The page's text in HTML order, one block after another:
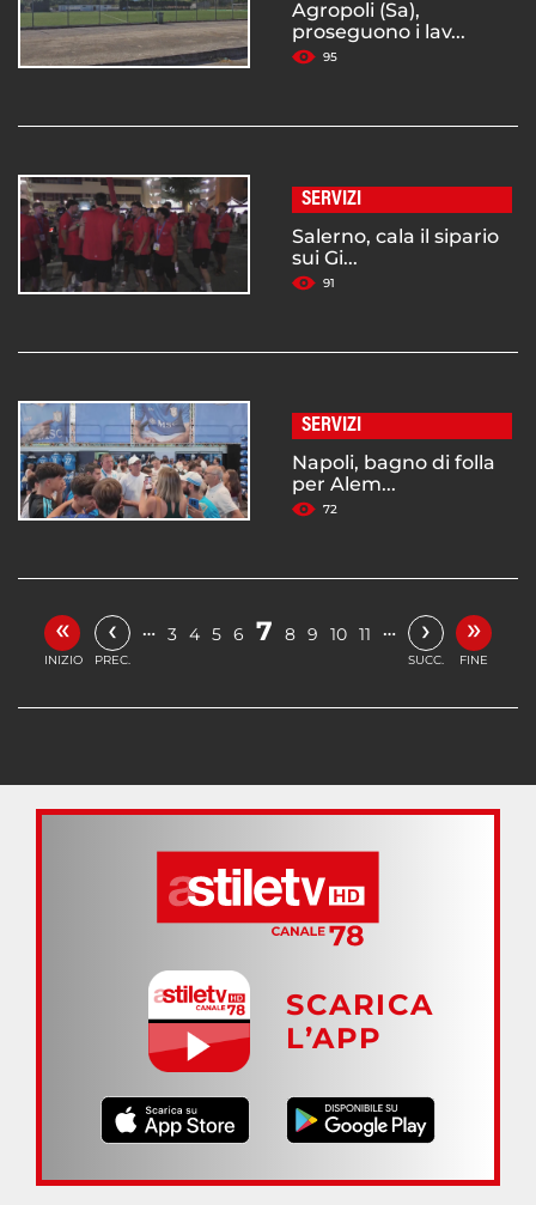
Agropoli (Sa),
proseguono i lav...
95
SERVIZI
Salerno, cala il sipario
sui Gi...
91
SERVIZI
Napoli, bagno di folla
per Alem...
72
«
INIZIO
‹
PREC.
… 3 4 5 6 7 8 9 10 11 … ›
SUCC.
»
FINE
SCARICA
L’APP